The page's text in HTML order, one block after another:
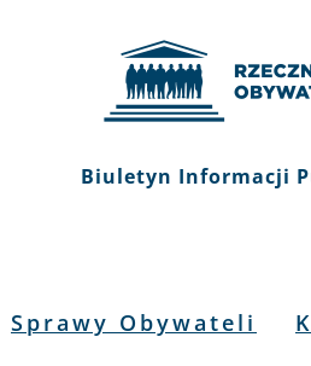
Biuletyn Informacji
Sprawy Obywateli